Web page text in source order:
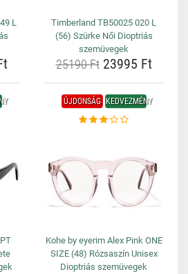
L
Timberland TB50025 020 L
(56) Szürke Női Dioptriás
szemüvegek
25190 Ft23995 Ft
ÚJDONSÁG KEDVEZMÉNY
Kohe by eyerim Alex Pink ONE
SIZE (48) Rózsaszín Unisex
Dioptriás szemüvegek